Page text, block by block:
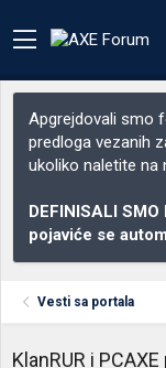
Apgrejdovali smo
predloga vezanih
ukoliko naletite na
DEFINISALI
pojaviće se
Vesti sa portala
KlanRUR i